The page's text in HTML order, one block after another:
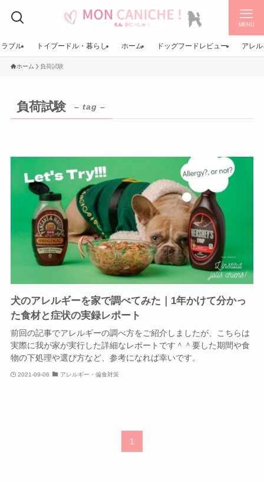
MENU
ブル トイプードル・暮らし ホーム ドッグフードレビュー アレ
ホーム 負荷試験
負荷試験 – tag –
犬のアレルギーを家で調べてみた｜1年かけて分かっ
た食材と症状の実録レポート
前回の記事でアレルギーの調べ方をご紹介しましたが、こちらは
実際に我が家が実行した詳細なレポートです＾＾要した期間や食
物の下処理や選び方など、参考になれば幸いです。
2021-09-06 アレルギー・偏食対策
1